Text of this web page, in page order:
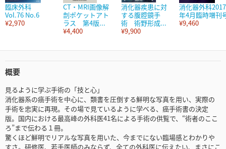
臨床外科
Vol.76 No.6
¥2,970
CT・MRI画像解
剖ポケットアト
ラス 第4版...
¥4,400
消化器疾患に対
する腹腔鏡手
術 術野形成...
¥9,900
消化器外科2017
年4月臨時増刊
¥9,460
概要
見るように学ぶ手術の「技と心」
消化器系の癌手術を中心に、類書を圧倒する鮮明な写真を用い、実際の
手術を忠実に再現。その場で見ているように学べる、癌手術書の決定
版。国内における最高峰の外科医41名による手術の供覧で、“術者のここ
ろ”まで伝わる１冊。
驚くほど鮮明でリアルな写真を用いた、今までにない臨場感とわかりや
すさ。研修医、若手医師のみならず、全ての外科医に伝えたい、まさにこ